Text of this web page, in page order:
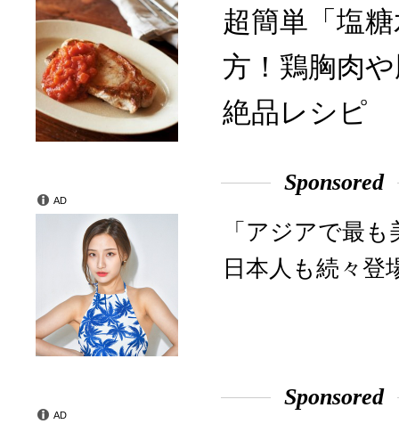
超簡単「塩
方！鶏胸肉
絶品レシピ
Sponsored
「アジアで最
日本人も続々登
AD
Sponsored
AD